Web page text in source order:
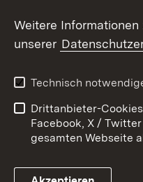
Barrierefreiheit
Cookies
Weitere
unserer
Technisch
Drittanbieter-
Facebook, X /
gesamten Webseite